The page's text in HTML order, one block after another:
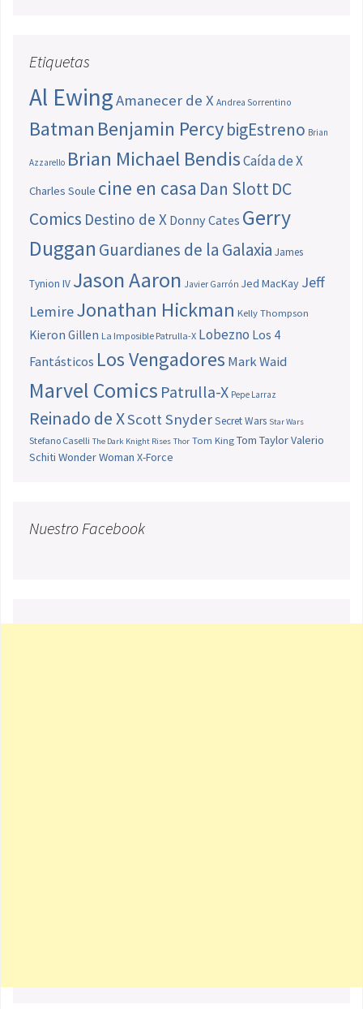
Etiquetas
Al EwingAmanecer de X Andrea Sorrentino
Batman Benjamin PercybigEstreno Brian
Azzarello Brian Michael BendisCaída de X
Charles Soule cine en casa Dan SlottDC
Comics Destino de X Donny Cates Gerry
Duggan Guardianes de la Galaxia James
Tynion IV Jason Aaron Javier Garrón Jed MacKay Jeff
LemireJonathan Hickman Kelly Thompson
Kieron Gillen La Imposible Patrulla-X Lobezno Los 4
Fantásticos Los Vengadores Mark Waid
Marvel Comics Patrulla-X Pepe Larraz
Reinado de XScott SnyderSecret Wars Star Wars
Stefano Caselli The Dark Knight Rises Thor Tom King Tom TaylorValerio
Schiti Wonder Woman X-Force
Nuestro Facebook